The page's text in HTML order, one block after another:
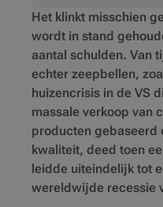
Het klinkt misschien
wordt in stand
aantal schulden. Van
echter zeepbellen,
huizencrisis in de VS
massale verkoop van
producten gebaseerd
kwaliteit, deed toen
leidde uiteindelijk tot
wereldwijde recessie